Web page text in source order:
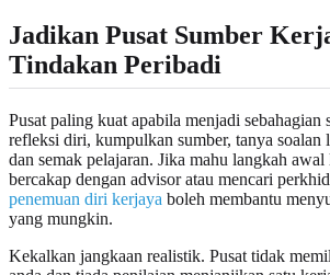
Jadikan Pusat Sumber
Tindakan Peribadi
Pusat paling kuat apabila menjadi sebahagian
refleksi diri, kumpulkan sumber, tanya
dan semak pelajaran. Jika mahu langkah awal
bercakap dengan advisor atau mencari
penemuan diri kerjaya boleh membantu
yang mungkin.
Kekalkan jangkaan realistik. Pusat tidak